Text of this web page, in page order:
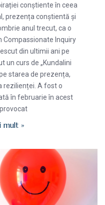
conștiente în ceea
prezența conștientă și
anul trecut, ca o
Compassionate Inquiry
din ultimii ani pe
un curs de „Kundalini
starea de prezența,
rezilienței. A fost o
în februarie în acest
mult »